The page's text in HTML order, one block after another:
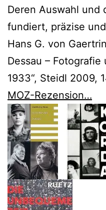
Deren Auswahl und
fundiert, präzise
Hans G. von
Dessau – Fotografie
1933“, Steidl 2009,
MOZ-Rezension…